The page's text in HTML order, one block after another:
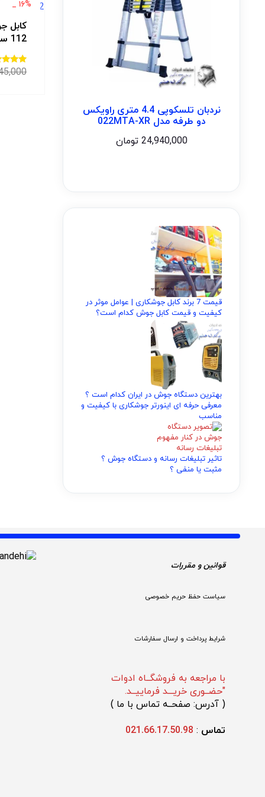
نردبان تلسکوپی 4.4 متری راویکس
دو طرفه مدل 022MTA-XR
24,940,000 تومان
قیمت 7 برند کابل جوشکاری | عوامل موثر در
کیفیت و قیمت کابل جوش کدام است؟
بهترین دستگاه جوش در ایران کدام است ؟
معرفی حرفه ای اینورتر جوشکاری با کیفیت و
مناسب
تاثیر تبلیغات رسانه و دستگاه جوش ؟
مثبت یا منفی ؟
۱۶% _
112 سایز 12 ( 1 متری )
امتیاز
قوانین و مقررات
سیاست حفظ حریم خصوصی
شرایط پرداخت و ارسال سفارشات
با مراجعه به فروشگــاه ادوات
"حضــوری خریـــد فرماییــد.
( آدرس: صفحــه تماس با ما )
تماس :
021.66.17.50.98